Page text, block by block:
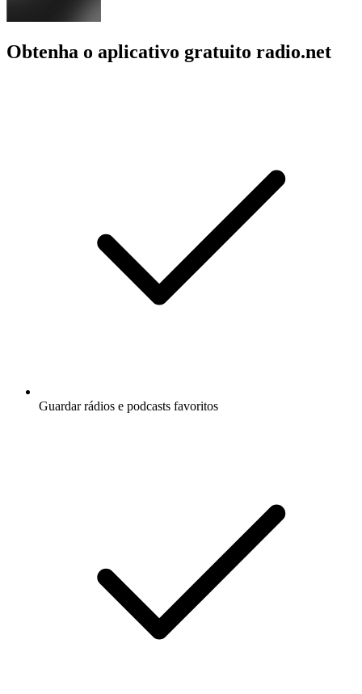
Obtenha o aplicativo gratuito radio.net
Guardar rádios e podcasts favoritos